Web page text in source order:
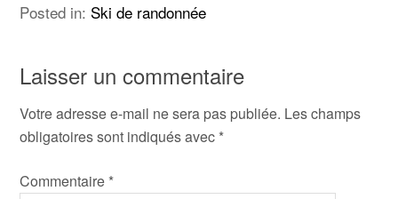
Posted in: Ski de randonnée
Laisser un commentaire
Votre adresse e-mail ne sera pas publiée. Les champs
obligatoires sont indiqués avec *
Commentaire *